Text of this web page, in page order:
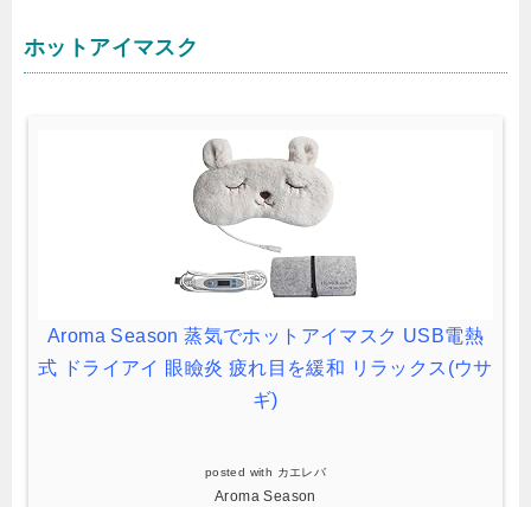
ホットアイマスク
Aroma Season 蒸気でホットアイマスク USB電熱
式 ドライアイ 眼瞼炎 疲れ目を緩和 リラックス(ウサ
ギ)
posted with カエレバ
Aroma Season